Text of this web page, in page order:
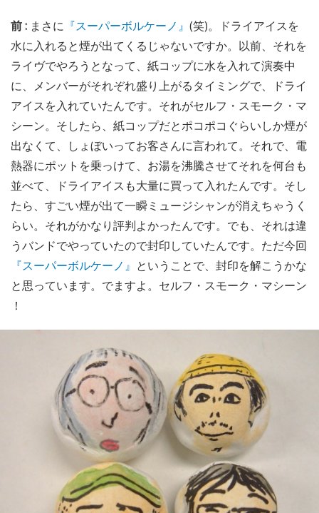
前 : まさに 『スーパーボルケーノ』 (笑)。ドライアイスを
水に入れると煙が出てくるじゃないですか。以前、それを
ライヴでやろうとなって、紙コップに水を入れて演奏中
に、メンバーがそれぞれ盛り上がるタイミングで、ドライ
アイスを入れていたんです。それがセルフ・スモーク・マ
シーン。そしたら、紙コップだとポコポコぐらいしか煙が
出なくて、しょぼいってお客さんに言われて。それで、電
熱器にポットを乗っけて、お湯を沸騰させてそれを何台も
並べて、ドライアイスも大量に買って入れたんです。そし
たら、すごい煙が出て一瞬ミュージシャンが消えちゃうく
らい。それがかなり評判よかったんです。でも、それは違
うバンドでやっていたので封印していたんです。ただ今回
『スーパーボルケーノ』 ということで、封印を解こうかな
と思っています。でますよ。セルフ・スモーク・マシーン
！